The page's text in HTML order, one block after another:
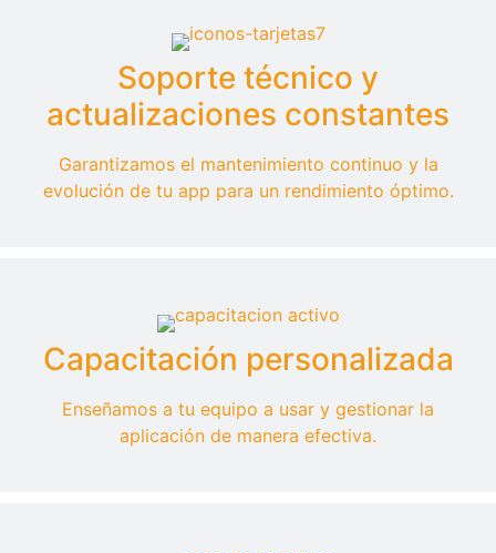
Soporte técnico y
actualizaciones constantes
Garantizamos el mantenimiento continuo y la
evolución de tu app para un rendimiento óptimo.
Capacitación personalizada
Enseñamos a tu equipo a usar y gestionar la
aplicación de manera efectiva.